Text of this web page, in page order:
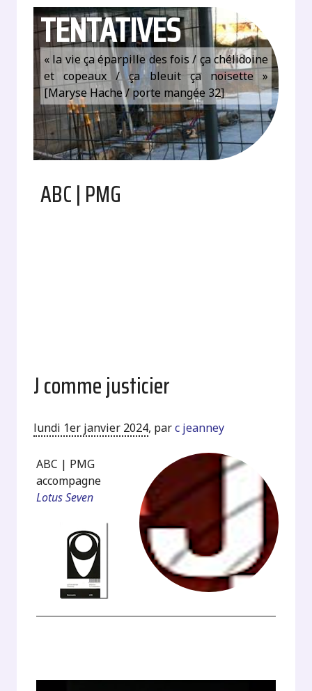
TENTATIVES
« la vie ça éparpille des fois / ça chélidoine
et copeaux / ça bleuit ça noisette »
[Maryse Hache / porte mangée 32]
ABC | PMG
J comme justicier
lundi 1er janvier 2024, parc jeanney
ABC | PMG
accompagne
Lotus Seven